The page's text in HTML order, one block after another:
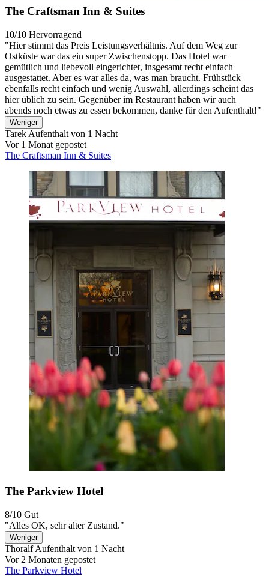
The Craftsman Inn & Suites
10/10 Hervorragend
"Hier stimmt das Preis Leistungsverhältnis. Auf dem Weg zur
Ostküste war das ein super Zwischenstopp. Das Hotel war
gemütlich und liebevoll eingerichtet, insgesamt recht einfach
ausgestattet. Aber es war alles da, was man braucht. Frühstück
ebenfalls recht einfach und wenig Auswahl, allerdings scheint das
hier üblich zu sein. Gegenüber im Restaurant haben wir auch
abends noch etwas zu essen bekommen, danke für den Aufenthalt!"
Weniger
Tarek Aufenthalt von 1 Nacht
Vor 1 Monat gepostet
The Craftsman Inn & Suites
The Parkview Hotel
8/10 Gut
"Alles OK, sehr alter Zustand."
Weniger
ThoralfAufenthalt von 1 Nacht
Vor 2 Monaten gepostet
The Parkview Hotel